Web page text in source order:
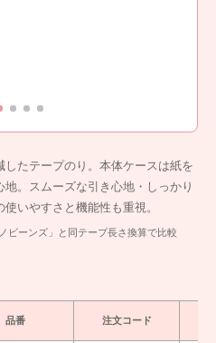
したテープのり。本体ケースは紙を
。スムーズな引き心地・しっかり
いやすさと機能性も重視。
ビーンズ」と同テープ長さ換算で比較
品番 注文コード